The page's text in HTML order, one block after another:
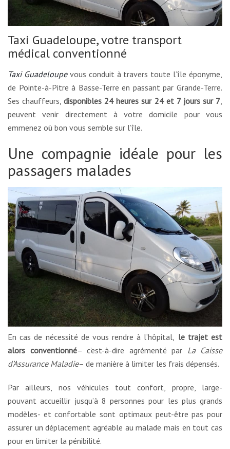
Taxi Guadeloupe, votre transport
médical conventionné
Taxi Guadeloupevous conduit à travers toute l’île éponyme,
de Pointe-à-Pitre à Basse-Terre en passant par Grande-Terre.
Ses chauffeurs,disponibles 24 heures sur 24 et 7 jours sur 7,
peuvent venir directement à votre domicile pour vous
emmenez où bon vous semble sur l’île.
Une compagnie idéale pour les
passagers malades
En cas de nécessité de vous rendre à l’hôpital, le trajet est
alors conventionné– c’est-à-dire agrémenté par La Caisse
d’Assurance Maladie– de manière à limiter les frais dépensés.
Par ailleurs, nos véhicules tout confort, propre, large-
pouvant accueillir jusqu’à 8 personnes pour les plus grands
modèles- et confortable sont optimaux peut-être pas pour
assurer un déplacement agréable au malade mais en tout cas
pour en limiter la pénibilité.